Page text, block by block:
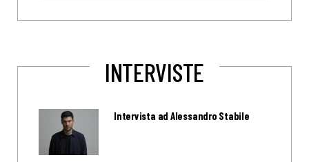
INTERVISTE
Intervista ad Alessandro Stabile